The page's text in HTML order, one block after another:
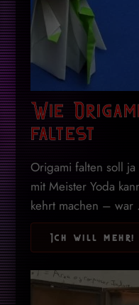
Wie
faltest
Origami falten soll
mit Meis­ter Yoda
kehrt ma­chen – war
Ich will